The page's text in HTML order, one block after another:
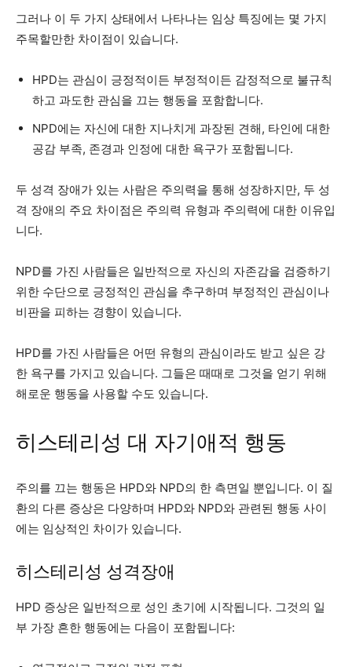
그러나 이 두 가지 상태에서 나타나는 임상 특징에는 몇 가지
주목할만한 차이점이 있습니다.
HPD는 관심이 긍정적이든 부정적이든 감정적으로 불규칙
하고 과도한 관심을 끄는 행동을 포함합니다.
NPD에는 자신에 대한 지나치게 과장된 견해, 타인에 대한
공감 부족, 존경과 인정에 대한 욕구가 포함됩니다.
두 성격 장애가 있는 사람은 주의력을 통해 성장하지만, 두 성
격 장애의 주요 차이점은 주의력 유형과 주의력에 대한 이유입
니다.
NPD를 가진 사람들은 일반적으로 자신의 자존감을 검증하기
위한 수단으로 긍정적인 관심을 추구하며 부정적인 관심이나
비판을 피하는 경향이 있습니다.
HPD를 가진 사람들은 어떤 유형의 관심이라도 받고 싶은 강
한 욕구를 가지고 있습니다. 그들은 때때로 그것을 얻기 위해
해로운 행동을 사용할 수도 있습니다.
히스테리성 대 자기애적 행동
주의를 끄는 행동은 HPD와 NPD의 한 측면일 뿐입니다. 이 질
환의 다른 증상은 다양하며 HPD와 NPD와 관련된 행동 사이
에는 임상적인 차이가 있습니다.
히스테리성 성격장애
HPD 증상은 일반적으로 성인 초기에 시작됩니다. 그것의 일
부 가장 흔한 행동에는 다음이 포함됩니다: